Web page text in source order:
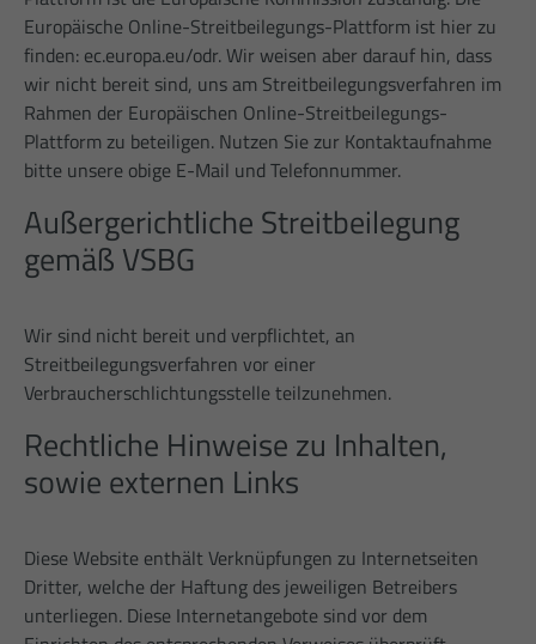
Europäische Online-Streitbeilegungs-Plattform ist hier zu
finden: ec.europa.eu/odr. Wir weisen aber darauf hin, dass
wir nicht bereit sind, uns am Streitbeilegungsverfahren im
Rahmen der Europäischen Online-Streitbeilegungs-
Plattform zu beteiligen. Nutzen Sie zur Kontaktaufnahme
bitte unsere obige E-Mail und Telefonnummer.
Außergerichtliche Streitbeilegung
gemäß VSBG
Wir sind nicht bereit und verpflichtet, an
Streitbeilegungsverfahren vor einer
Verbraucherschlichtungsstelle teilzunehmen.
Rechtliche Hinweise zu Inhalten,
sowie externen Links
Diese Website enthält Verknüpfungen zu Internetseiten
Dritter, welche der Haftung des jeweiligen Betreibers
unterliegen. Diese Internetangebote sind vor dem
aufgezeichnete Datenmenge zu
begrenzen.